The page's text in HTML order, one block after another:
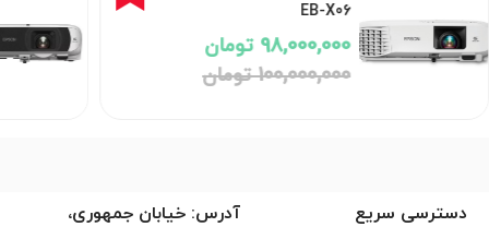
EB-X06
98,000,000 تومان
100,000,000 تومان
دسترسی سریع
آدرس: خیابان جمهوری،